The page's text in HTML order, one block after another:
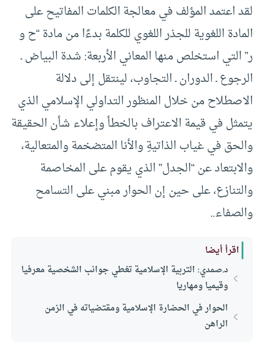
لقد اعتمد المؤلف في معالجة الكلمات المفاتيح على
المادة اللغوية للجذر اللغوي للكلمة بدءًا من مادة “ح و
ر” التي استخلص منها المعاني الأربعة: شدة البياض ـ
الرجوع ـ الدوران ـ التجاوب، لينتقل إلى دلالة
الاصطلاح من خلال المنظور التداولي الإسلامي الذي
يتمثل في قيمة الاعتراف بالخطأ وإعلاء شأن الحقيقة
والحق في غياب الذاتيةِ والأنا المتضخمة والمتعالية،
والابتعاد عن “الجدل” الذي يقوم على المخاصمة
والتنازع، على حين إن الحوار مبني على التسامح
والصفاء..
اقرأ أيضا
د.صمدي: التربية الإسلامية تغطي جوانب الشخصية معرفيا
وقيميا ومهاريا
الحوار في الحضارة الإسلامية ومقتضياته في الزمن
الراهن